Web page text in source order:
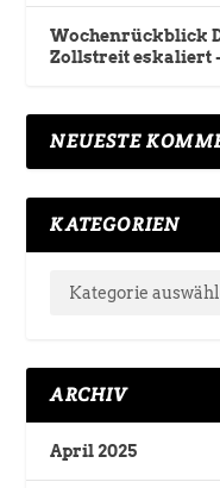
Wochenrückblick
Zollstreit eskaliert
NEUESTE
KATEGORIEN
ARCHIV
April 2025